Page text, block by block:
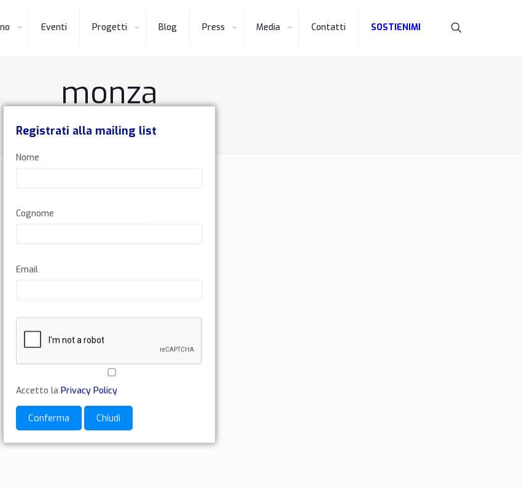
Eventi Progetti Blog Press Media Contatti SOSTIENIMI
monza
Home monza
Registrati alla mailing list
Nome
Cognome
Email
Accetto la Privacy Policy
Conferma Chiudi